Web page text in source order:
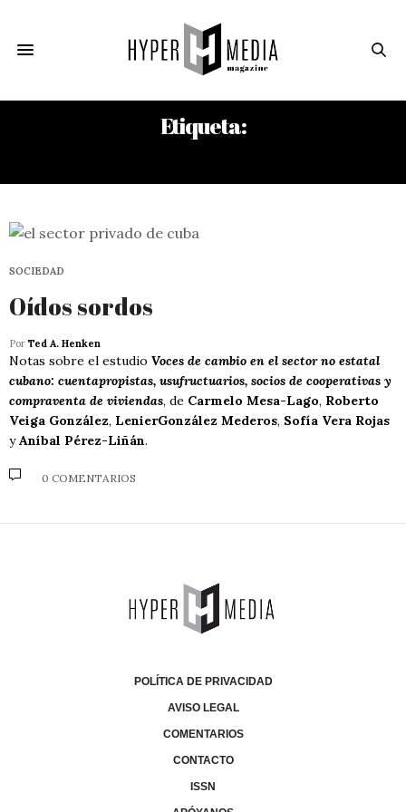
Etiqueta:
SOCIEDAD
Oídos sordos
Por Ted A. Henken
Notas sobre el estudio Voces de cambio en el sector no estatal
cubano: cuentapropistas, usufructuarios, socios de cooperativas y
compraventa de viviendas, de Carmelo Mesa-Lago, Roberto
Veiga González, LenierGonzález Mederos, Sofía Vera Rojas
yAníbal Pérez-Liñán.
0 COMENTARIOS
POLÍTICA DE PRIVACIDAD
AVISO LEGAL
COMENTARIOS
CONTACTO
ISSN